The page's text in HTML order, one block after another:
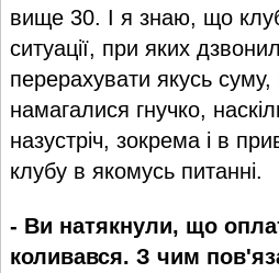
вище 30. І я знаю, що
ситуації, при яких
перерахувати якусь
намагалися гнучко,
назустріч, зокрема і в
клубу в якомусь питанні.
- Ви натякнули, що
коливався. З чим